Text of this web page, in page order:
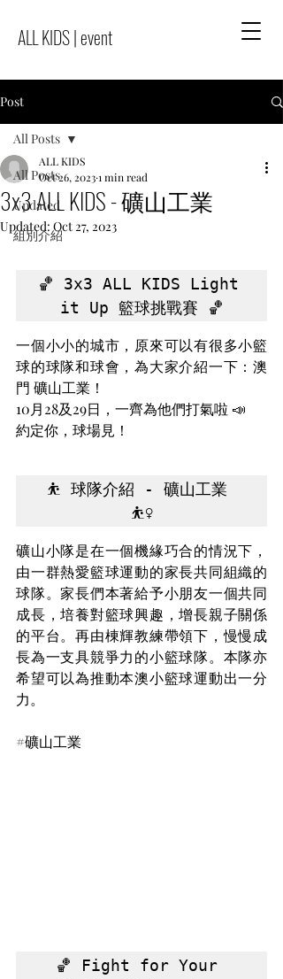
ALL KIDS | event
Post
All Posts
Updated
組別介紹
All Posts
3x3 ALL KIDS - 礦山工業
ALL KIDS
Oct 26, 20231 min read
Updated:Oct 27, 2023
🏀 3x3 ALL KIDS Light
it Up 籃球挑戰賽 🏀
一個小小的城市，原來可以有很多小籃
球的球隊和球會，為大家介紹一下：澳
門 礦山工業！
10月28及29日，一齊為他們打氣啦 📣
約定你，球場見！
⛹️ 球隊介紹 - 礦山工業
⛹️‍♀️
礦山小隊是在一個機緣巧合的情況下，
由一群熱愛籃球運動的家長共同組織的
球隊。家長們本著給予小朋友一個共同
成長，培養對籃球興趣，增長親子關係
的平台。再由棟輝教練帶領下，慢慢成
長為一支具競爭力的小籃球隊。本隊亦
希望可以為推動本澳小籃球運動出一分
力。
#礦山工業
🏀 Fight for Your